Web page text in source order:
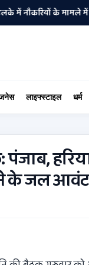
के मामले में
लाइफ्स्टाइल धर्म
के जल